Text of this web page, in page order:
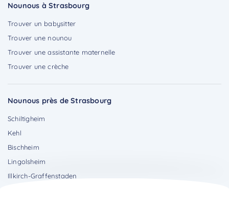
Nounous à Strasbourg
Trouver un babysitter
Trouver une nounou
Trouver une assistante maternelle
Trouver une crèche
Nounous près de Strasbourg
Schiltigheim
Kehl
Bischheim
Lingolsheim
Illkirch-Graffenstaden